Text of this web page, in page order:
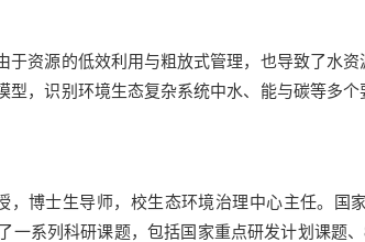
资源的低效利用与粗放式管理，也导致了水
，识别环境生态复杂系统中水、能与碳等多
，博士生导师，校生态环境治理中心主任。国
一系列科研课题，包括国家重点研发计划课题、